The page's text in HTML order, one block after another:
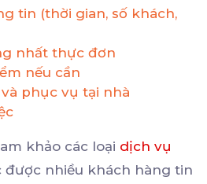
tin (thời gian, số khách,
nhất thực đơn
nếu cần
phục vụ tại nhà
khảo các loại dịch vụ
được nhiều khách hàng tin